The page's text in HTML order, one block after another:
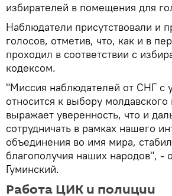
избирателей в помещения для
Наблюдатели присутствовали и
голосов, отметив, что, как и в
проходил в соответствии с
кодексом.
"Миссия наблюдателей от СНГ с
относится к выбору молдавского
выражает уверенность, что и
сотрудничать в рамках нашего
объединения во имя мира,
благополучия наших народов", -
Гуминский.
Работа ЦИК и полиции